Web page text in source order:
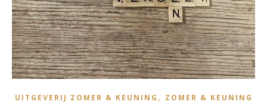
UITGEVERIJ ZOMER & KEUNING , ZOMER & KEUNING